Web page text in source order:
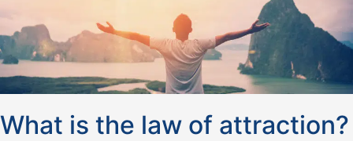
What is the law of attraction?